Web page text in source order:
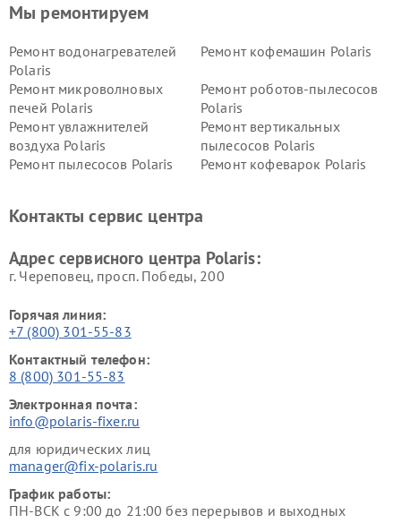
Мы ремонтируем
Ремонт водонагревателей
Polaris
Ремонт кофемашин Polaris
Ремонт микроволновых
печей Polaris
Ремонт роботов-пылесосов
Polaris
Ремонт увлажнителей
воздуха Polaris
Ремонт вертикальных
пылесосов Polaris
Ремонт пылесосов Polaris
Ремонт кофеварок Polaris
Контакты сервис центра
Адрес сервисного центра Polaris:
г. Череповец, просп. Победы, 200
Горячая линия:
+7 (800) 301-55-83
Контактный телефон:
8 (800) 301-55-83
Электронная почта:
info@polaris-fixer.ru
для юридических лиц
manager@fix-polaris.ru
График работы:
ПН-ВСК с 9:00 до 21:00 без перерывов и выходных